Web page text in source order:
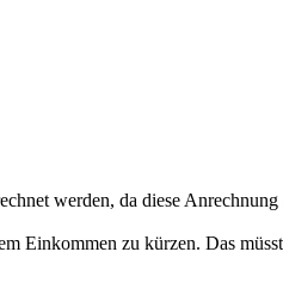
werden, da diese
Einkommen zu kürzen. Das